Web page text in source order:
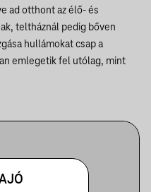
ad otthont az élő- és
teltháznál pedig bőven
hullámokat csap a
emlegetik fel utólag, mint